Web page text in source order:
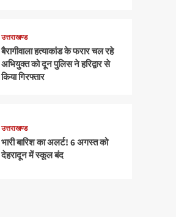
उत्तराखण्ड
बैरागीवाला हत्याकांड के फरार चल रहे
अभियुक्त को दून पुलिस ने हरिद्वार से
किया गिरफ्तार
उत्तराखण्ड
भारी बारिश का अलर्ट! 6 अगस्त को
देहरादून में स्कूल बंद